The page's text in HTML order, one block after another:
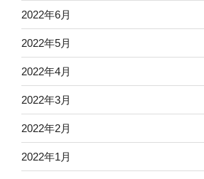
2022年6月
2022年5月
2022年4月
2022年3月
2022年2月
2022年1月